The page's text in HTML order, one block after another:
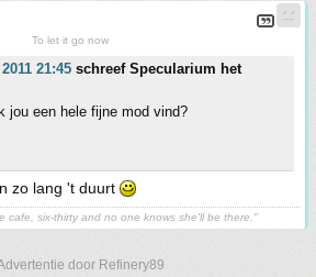
To let it go now
21:45 schreef Specularium het
jou een hele fijne mod vind?
zo lang 't duurt
cafe, six-thirty and no one knows she'll be there."
door Refinery89